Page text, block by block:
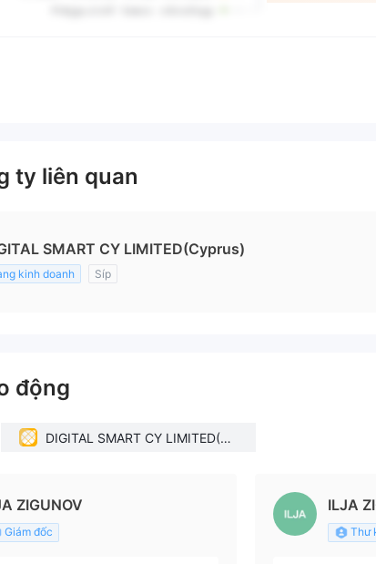
ty liên quan
SMART CY LIMITED(Cyprus)
kinh doanh Síp
động
DIGITAL SMART CY LIMITED(Cy
ZIGUNOV
Giám đốc
ILJA
Thư